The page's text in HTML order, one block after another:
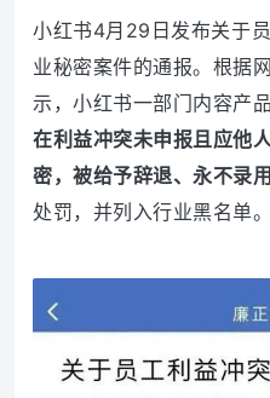
小红书4月29日发布关于
业秘密案件的通报。 根据
示，小红书一部门内容产
在利益冲突未申报且应他
密，被给予辞退、永不录用
处罚，并列入行业黑名单。